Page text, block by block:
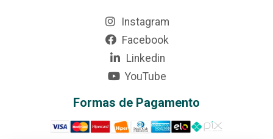
Instagram
Facebook
Linkedin
YouTube
Formas de Pagamento